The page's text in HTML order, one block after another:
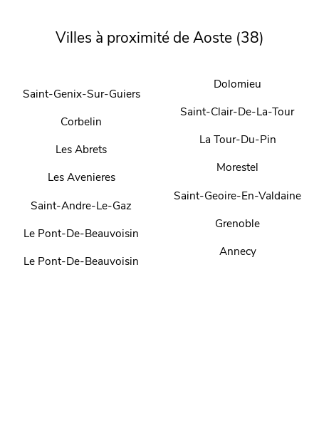
Villes à proximité de Aoste (38)
Saint-Genix-Sur-Guiers
Corbelin
Les Abrets
Les Avenieres
Saint-Andre-Le-Gaz
Le Pont-De-Beauvoisin
Le Pont-De-Beauvoisin
Dolomieu
Saint-Clair-De-La-Tour
La Tour-Du-Pin
Morestel
Saint-Geoire-En-Valdaine
Grenoble
Annecy